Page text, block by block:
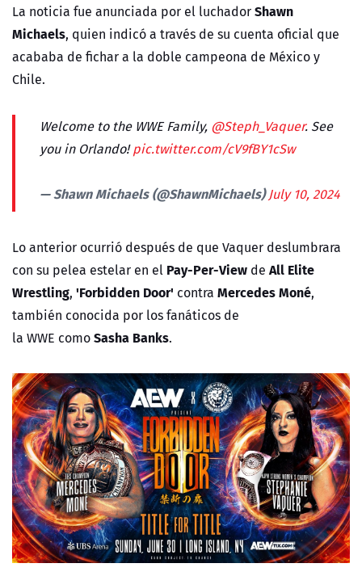
La noticia fue anunciada por el luchadorShawn
Michaels, quien indicó a través de su cuenta oficial que
acababa de fichar a la doble campeona de México y
Chile.
Welcome to the WWE Family, @Steph_Vaquer. See
you in Orlando!pic.twitter.com/cV9fBY1cSw
— Shawn Michaels (@ShawnMichaels)July 10, 2024
Lo anterior ocurrió después de que Vaquer deslumbrara
con su pelea estelar en el Pay-Per-View de All Elite
Wrestling, 'Forbidden Door' contra Mercedes Moné,
también conocida por los fanáticos de
la WWE comoSasha Banks.